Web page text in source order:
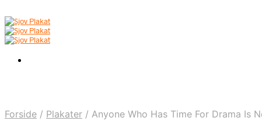
Forside / Plakater / Anyone Who Has Time For Drama Is